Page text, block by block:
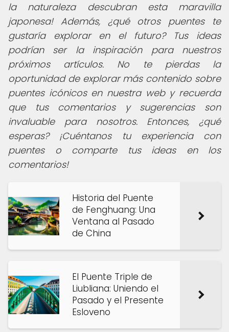
la naturaleza descubran esta maravilla
japonesa! Además, ¿qué otros puentes te
gustaría explorar en el futuro? Tus ideas
podrían ser la inspiración para nuestros
próximos artículos. No te pierdas la
oportunidad de explorar más contenido sobre
puentes icónicos en nuestra web y recuerda
que tus comentarios y sugerencias son
invaluable para nosotros. Entonces, ¿qué
esperas? ¡Cuéntanos tu experiencia con
puentes o comparte tus ideas en los
comentarios!
Historia del Puente
de Fenghuang: Una
Ventana al Pasado
de China
El Puente Triple de
Liubliana: Uniendo el
Pasado y el Presente
Esloveno